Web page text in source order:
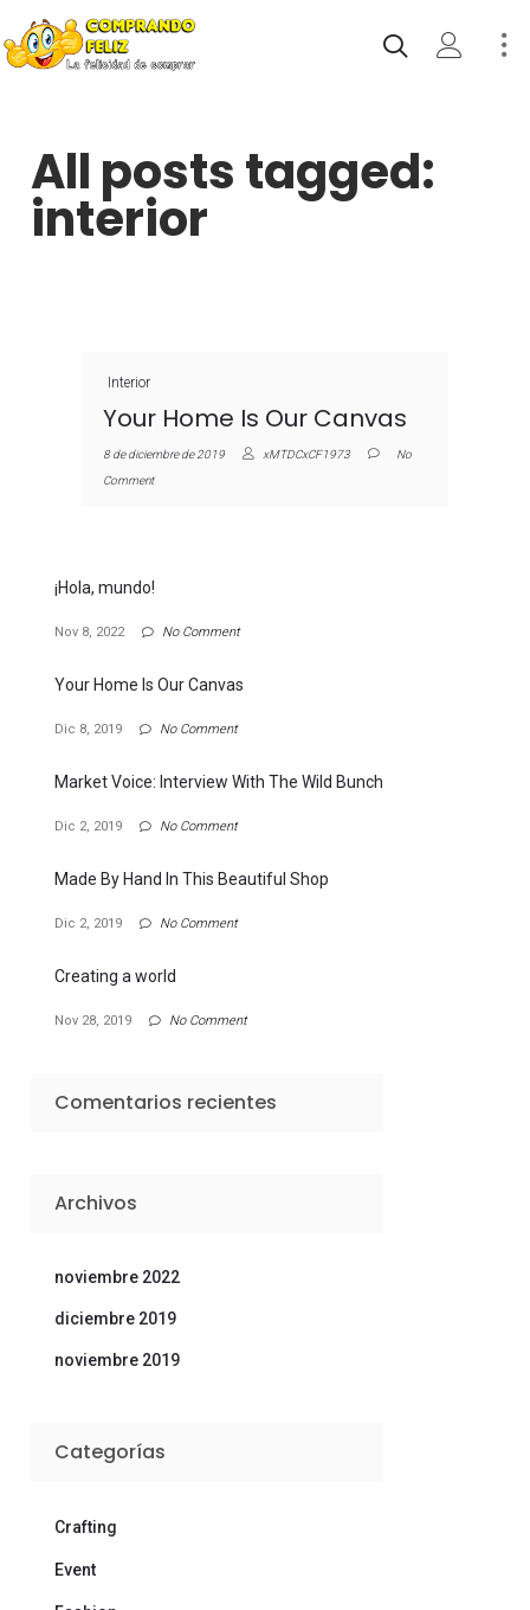
All posts tagged:
interior
Interior
Your Home Is Our Canvas
8 de diciembre de 2019 xMTDCxCF1973
No
Comment
¡Hola, mundo!
Nov 8, 2022 No Comment
Your Home Is Our Canvas
Dic 8, 2019 No Comment
Market Voice: Interview With The Wild Bunch
Dic 2, 2019 No Comment
Made By Hand In This Beautiful Shop
Dic 2, 2019 No Comment
Creating a world
Nov 28, 2019 No Comment
Comentarios recientes
Archivos
noviembre 2022
diciembre 2019
noviembre 2019
Categorías
Crafting
Event